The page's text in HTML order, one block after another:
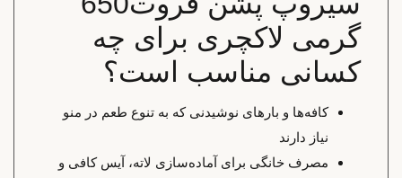
گرمی لاکچری برای چه
کسانی مناسب است؟
کافه‌ها و بارهای نوشیدنی که به تنوع طعم در منو
نیاز دارند
مصرف خانگی برای آماده‌سازی لاته، آیس کافی و